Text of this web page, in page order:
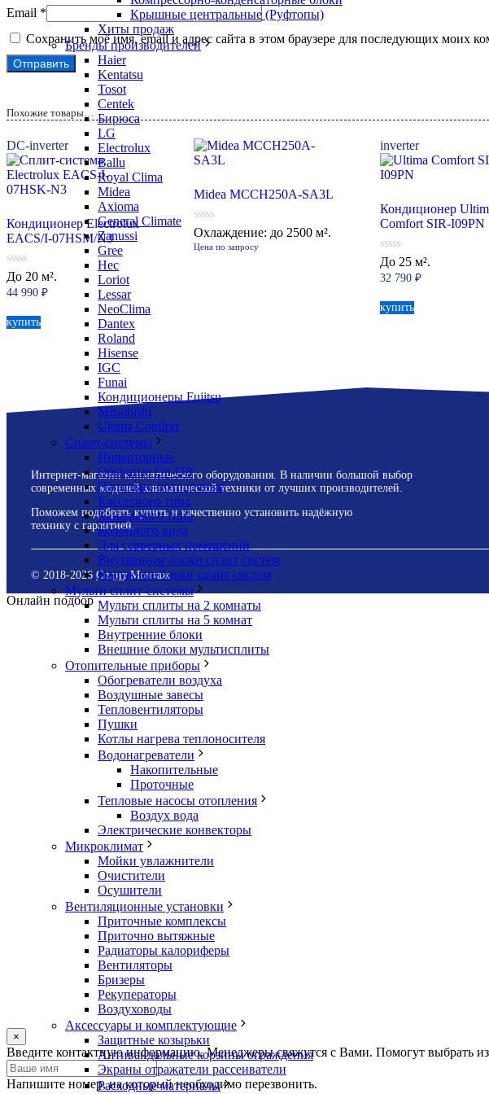
Крышные центральные (Руфтопы)
Хиты продаж
Бренды производителей
Haier
Kentatsu
Tosot
Centek
Бирюса
LG
Electrolux
Ballu
Royal Clima
Midea
Axioma
General Climate
Zanussi
Gree
Hec
Loriot
Lessar
NeoClima
Dantex
Roland
Hisense
IGC
Funai
Кондиционеры Fujitsu
Mitsubishi
Ultima Comfort
Сплит-системы
Инверторные
Обычные On-Off
Напольно-потолочные
Кассетного типа
Канального типа
Колонного вида
Для серверных помещений
Внутренние блоки сплит систем
Наружные блоки сплит систем
Мульти сплит-системы
Мульти сплиты на 2 комнаты
Мульти сплиты на 5 комнат
Внутренние блоки
Внешние блоки мультисплиты
Отопительные приборы
Обогреватели воздуха
Воздушные завесы
Тепловентиляторы
Пушки
Котлы нагрева теплоносителя
Водонагреватели
Накопительные
Проточные
Тепловые насосы отопления
Воздух вода
Электрические конвекторы
Микроклимат
Мойки увлажнители
Очистители
Осушители
Вентиляционные установки
Приточные комплексы
Приточно вытяжные
Радиаторы калориферы
Вентиляторы
Бризеры
Рекуператоры
Воздуховоды
Аксессуары и комплектующие
Защитные козырьки
Антивандальные корзины ограждения
Экраны отражатели рассеиватели
Расходные материалы
Email *
Сохранить моё имя, email и адрес сайта в этом браузере для последующих моих
Похожие товары…
DC-inverter
Кондиционер Electrolux
EACS/I-07HSM/N3
0
из
5
До 20 м².
44 990 ₽
купить
Midea MCCH250A-SA3L
0
из
5
Охлаждение: до 2500 м².
Цена по запросу
inverter
Кондиционер
Comfort SIR-I09PN
0
из
5
До 25 м².
32 790₽
купить
Интернет-магазин климатического оборудования. В наличии большой выбор
современных моделей климатической техники от лучших производителей.
Поможем подобрать купить и качественно установить надёжную
технику с гарантией.
© 2018-2026 Сплит Монтаж
Онлайн подбор
×
Оставьте
это
поле
Введите контактную информацию. Менеджеры свяжутся с Вами. Помогут выбрать из
Напишите номер, на который необходимо перезвонить.